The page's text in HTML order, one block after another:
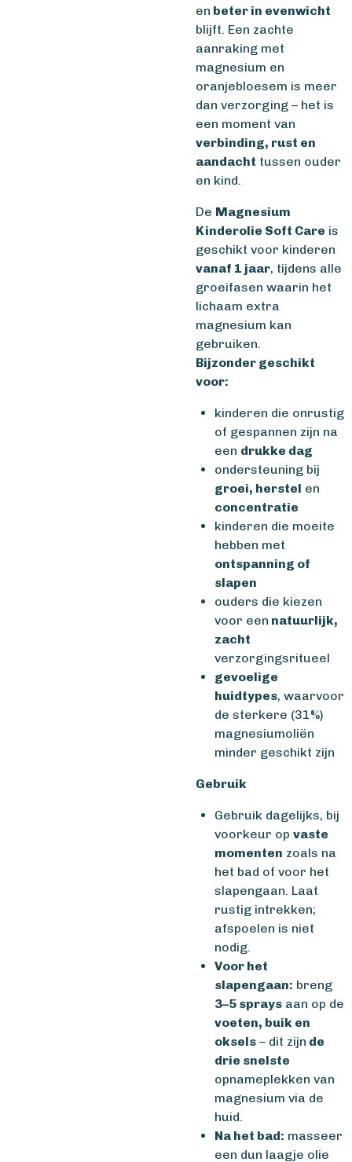
en beter in evenwicht
blijft. Een zachte
aanraking met
magnesium en
oranjebloesem is meer
dan verzorging – het is
een moment van
verbinding, rust en
aandacht tussen ouder
en kind.
De Magnesium
Kinderolie Soft Care is
geschikt voor kinderen
vanaf 1 jaar, tijdens alle
groeifasen waarin het
lichaam extra
magnesium kan
gebruiken.
Bijzonder geschikt
voor:
kinderen die onrustig
of gespannen zijn na
een drukke dag
ondersteuning bij
groei, herstel en
concentratie
kinderen die moeite
hebben met
ontspanning of
slapen
ouders die kiezen
voor een natuurlijk,
zacht
verzorgingsritueel
gevoelige
huidtypes, waarvoor
de sterkere (31%)
magnesiumoliën
minder geschikt zijn
Gebruik
Gebruik dagelijks, bij
voorkeur op vaste
momenten zoals na
het bad of voor het
slapengaan. Laat
rustig intrekken;
afspoelen is niet
nodig.
Voor het
slapengaan: breng
3–5 sprays aan op de
voeten, buik en
oksels – dit zijn de
drie snelste
opnameplekken van
magnesium via de
huid.
Na het bad: masseer
een dun laagje olie